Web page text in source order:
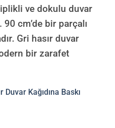
iplikli ve dokulu duvar
cm’de bir parçalı
Gri hasır duvar
bir zarafet